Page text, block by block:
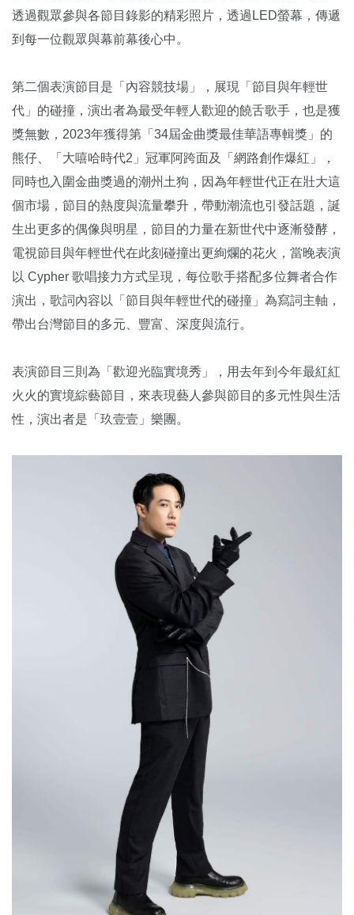
透過觀眾參與各節目錄影的精彩照片，透過LED螢幕，傳遞
到每一位觀眾與幕前幕後心中。
第二個表演節目是「內容競技場」，展現「節目與年輕世
代」的碰撞，演出者為最受年輕人歡迎的饒舌歌手，也是獲
獎無數，2023年獲得第「34屆金曲獎最佳華語專輯獎」的
熊仔、「大嘻哈時代2」冠軍阿跨面及「網路創作爆紅」，
同時也入圍金曲獎過的潮州土狗，因為年輕世代正在壯大這
個市場，節目的熱度與流量攀升，帶動潮流也引發話題，誕
生出更多的偶像與明星，節目的力量在新世代中逐漸發酵，
電視節目與年輕世代在此刻碰撞出更絢爛的花火，當晚表演
以 Cypher 歌唱接力方式呈現，每位歌手搭配多位舞者合作
演出，歌詞內容以「節目與年輕世代的碰撞」為寫詞主軸，
帶出台灣節目的多元、豐富、深度與流行。
表演節目三則為「歡迎光臨實境秀」，用去年到今年最紅紅
火火的實境綜藝節目，來表現藝人參與節目的多元性與生活
性，演出者是「玖壹壹」樂團。